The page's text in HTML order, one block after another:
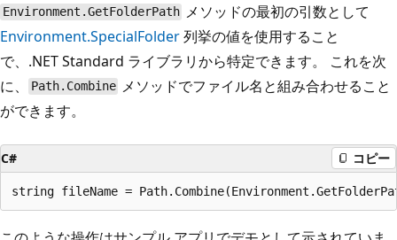
Environment.GetFolderPath メソッドの最初の引数として
Environment.SpecialFolder列挙の値を使用すること
で、.NET Standard ライブラリから特定できます。 これを次
に、
Path.Combine メソッドでファイル名と組み合わせること
ができます。
C# コピー